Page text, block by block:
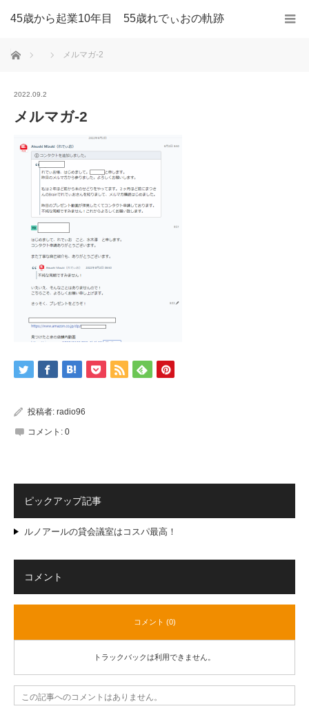
45歳から起業10年目 55歳れでぃおの軌跡
ホーム メルマガ-2
2022.09.2
メルマガ-2
投稿者: radio96
コメント: 0
ピックアップ記事
ルノアールの貸会議室はコスパ最高！
コメント
コメント (0)
トラックバックは利用できません。
この記事へのコメントはありません。